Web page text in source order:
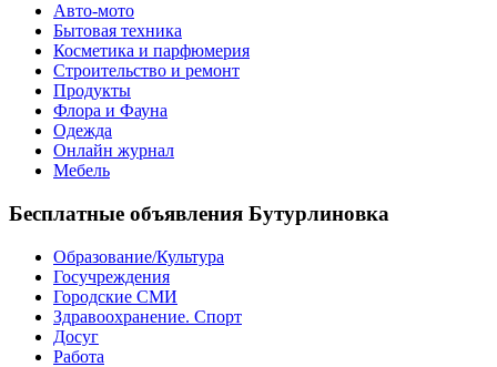
Авто-мото
Бытовая техника
Косметика и парфюмерия
Строительство и ремонт
Продукты
Флора и Фауна
Одежда
Онлайн журнал
Мебель
Бесплатные объявления Бутурлиновка
Образование/Культура
Госучреждения
Городские СМИ
Здравоохранение. Спорт
Досуг
Работа